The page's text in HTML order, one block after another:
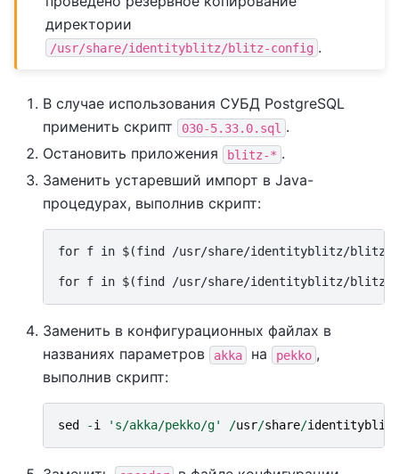
директории
/usr/share/identityblitz/blitz-config .
В случае использования СУБД PostgreSQL
применить скрипт
030-5.33.0.sql .
Остановить приложения
blitz-* .
Заменить устаревший импорт в Java-
процедурах, выполнив скрипт:
for f in $(find /usr/share/identityblitz/blitz-
Заменить в конфигурационных файлах в
названиях параметров
akka на pekko ,
выполнив скрипт:
sed -i 's/akka/pekko/g' /usr/share/identityblitz